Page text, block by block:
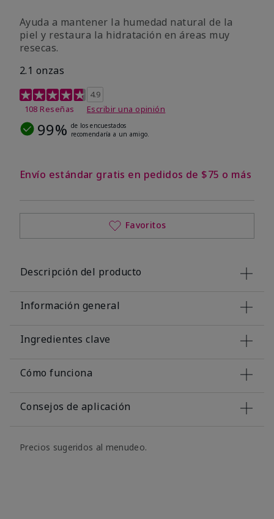
Ayuda a mantener la humedad natural de la
piel y restaura la hidratación en áreas muy
resecas.
2.1 onzas
Calificación de clientes de 5 de 5
4.9
108 Reseñas
Escribir una opinión
99% de los encuestados
recomendaría a un amigo.
Envío estándar gratis en pedidos de $75 o más
Favoritos
Descripción del producto
Información general
Ingredientes clave
Cómo funciona
Consejos de aplicación
Precios sugeridos al menudeo.